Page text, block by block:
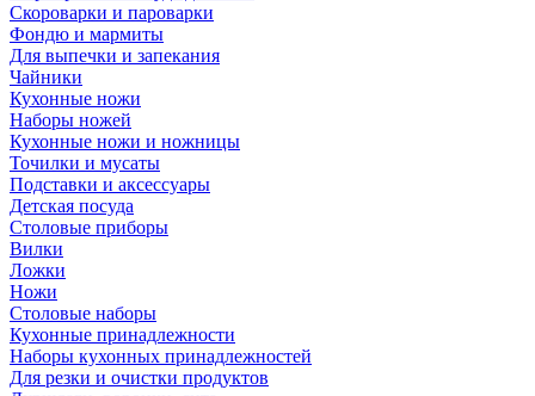
Скороварки и пароварки
Фондю и мармиты
Для выпечки и запекания
Чайники
Кухонные ножи
Наборы ножей
Кухонные ножи и ножницы
Точилки и мусаты
Подставки и аксессуары
Детская посуда
Столовые приборы
Вилки
Ложки
Ножи
Столовые наборы
Кухонные принадлежности
Наборы кухонных принадлежностей
Для резки и очистки продуктов